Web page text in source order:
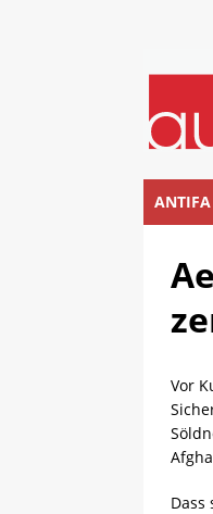
ANTIFA
Vor
Dass